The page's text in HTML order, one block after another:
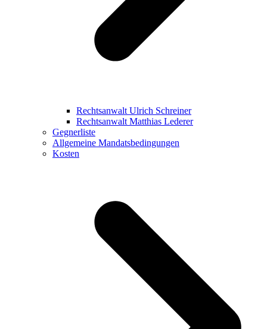
Rechtsanwalt Ulrich Schreiner
Rechtsanwalt Matthias Lederer
Gegnerliste
Allgemeine Mandatsbedingungen
Kosten